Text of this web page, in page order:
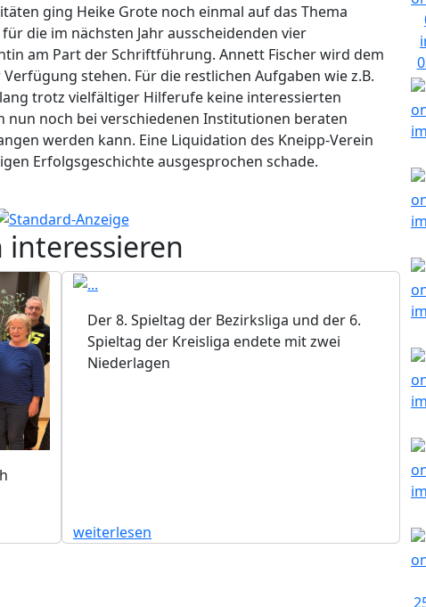
ging Heike Grote noch einmal auf das Thema
die im nächsten Jahr ausscheidenden vier
am Part der Schriftführung. Annett Fischer wird dem
stehen. Für die restlichen Aufgaben wie z.B.
trotz vielfältiger Hilferufe keine interessierten
nun noch bei verschiedenen Institutionen beraten
werden kann. Eine Liquidation des Kneipp-Verein
Erfolgsgeschichte ausgesprochen schade.
interessieren
Der 8. Spieltag der Bezirksliga und der 6.
Spieltag der Kreisliga endete mit zwei
Niederlagen
weiterlesen